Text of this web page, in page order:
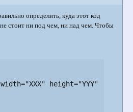
определить, куда этот код
не стоит ни под чем, ни над чем. Чтобы
height="YYY">